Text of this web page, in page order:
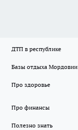
ДТП в республике
Базы отдыха Мордовии
Про здоровье
Про финансы
Полезно знать